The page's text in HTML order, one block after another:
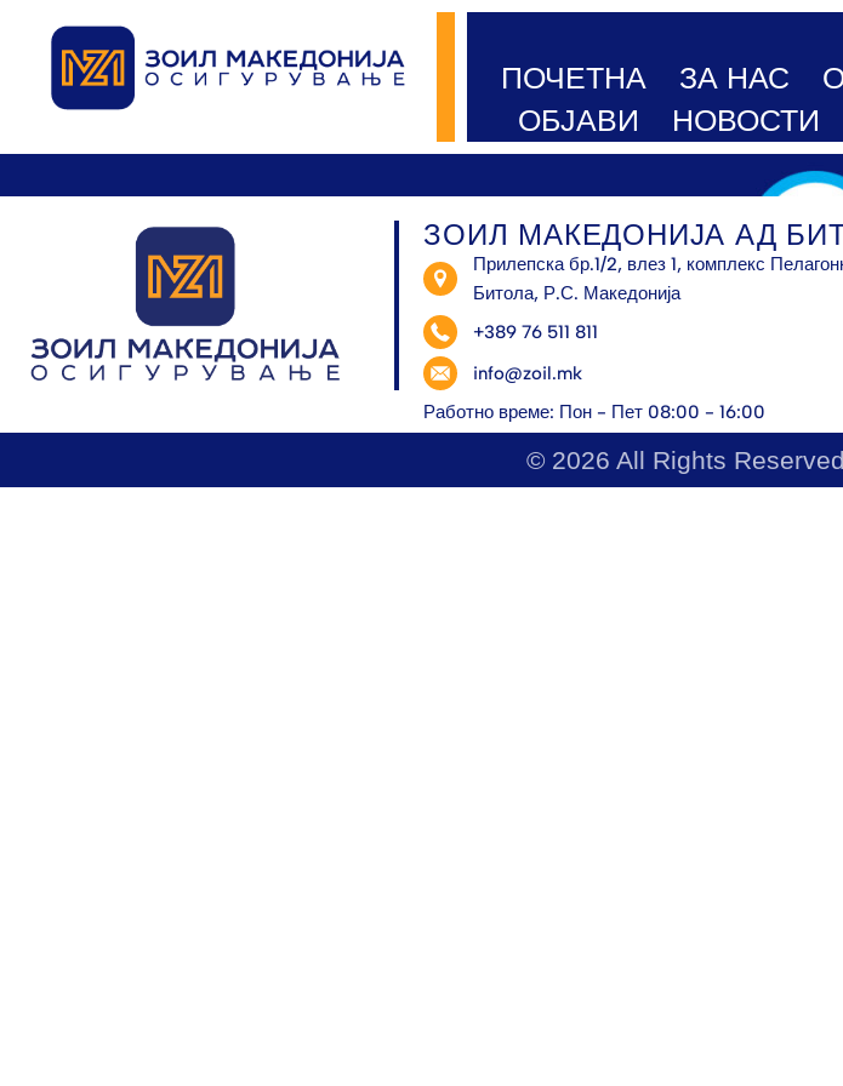
ПОЧЕТНА ЗА НАС
ОБЈАВИ
НОВОСТИ
ЗОИЛ МАКЕДОНИЈА АД
Прилепска бр.1/2, влез 1, комплекс
Битола, Р.С. Македонија
+389 76 511 811
info@zoil.mk
Работно време: Пон - Пет 08:00 - 16:00
© 2026 All Rights